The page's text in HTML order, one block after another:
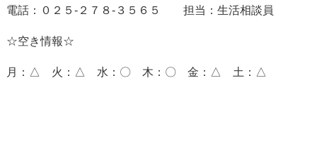
電話：０２５-２７８-３５６５ 担当：生活相談員
☆空き情報☆
月：△ 火：△ 水：〇 木：〇 金：△ 土：△